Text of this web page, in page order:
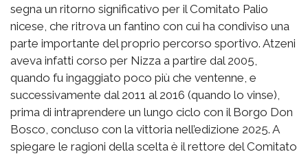
segna un ritorno significativo per il Comitato Palio
nicese, che ritrova un fantino con cui ha condiviso una
parte importante del proprio percorso sportivo. Atzeni
aveva infatti corso per Nizza a partire dal 2005,
quando fu ingaggiato poco più che ventenne, e
successivamente dal 2011 al 2016 (quando lo vinse),
prima di intraprendere un lungo ciclo con il Borgo Don
Bosco, concluso con la vittoria nell’edizione 2025. A
spiegare le ragioni della scelta è il rettore del Comitato